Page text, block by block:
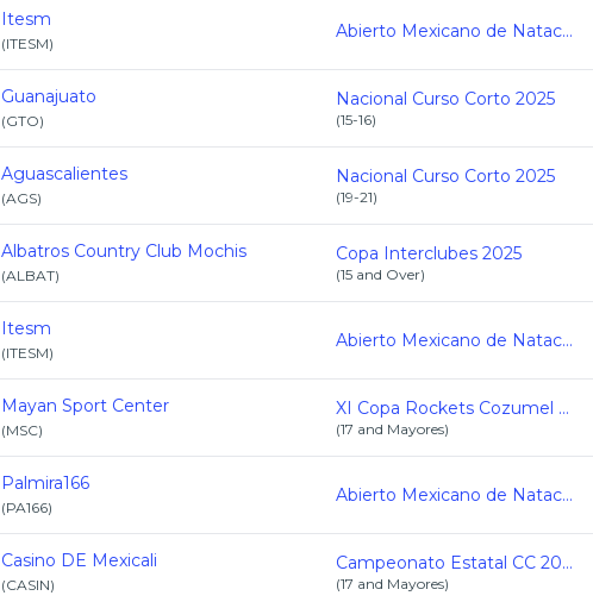
Itesm
(ITESM)
Abierto Mexicano de Natacion 2025
Guanajuato
(GTO)
Nacional Curso Corto 2025
(15-16)
Aguascalientes
(AGS)
Nacional Curso Corto 2025
(19-21)
Albatros Country Club Mochis
(ALBAT)
Copa Interclubes 2025
(15 and Over)
Itesm
(ITESM)
Abierto Mexicano de Natacion 2025
Mayan Sport Center
(MSC)
XI Copa Rockets Cozumel 2025
(17 and Mayores)
Palmira166
(PA166)
Abierto Mexicano de Natacion 2025
Casino DE Mexicali
(CASIN)
Campeonato Estatal CC 2025
(17 and Mayores)